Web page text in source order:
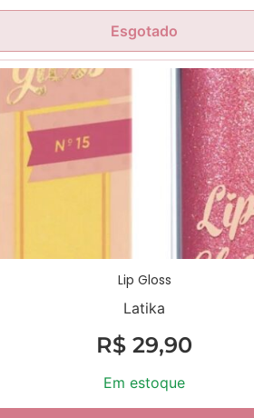
Esgotado
Lip Gloss
Latika
R$ 29,90
Em estoque